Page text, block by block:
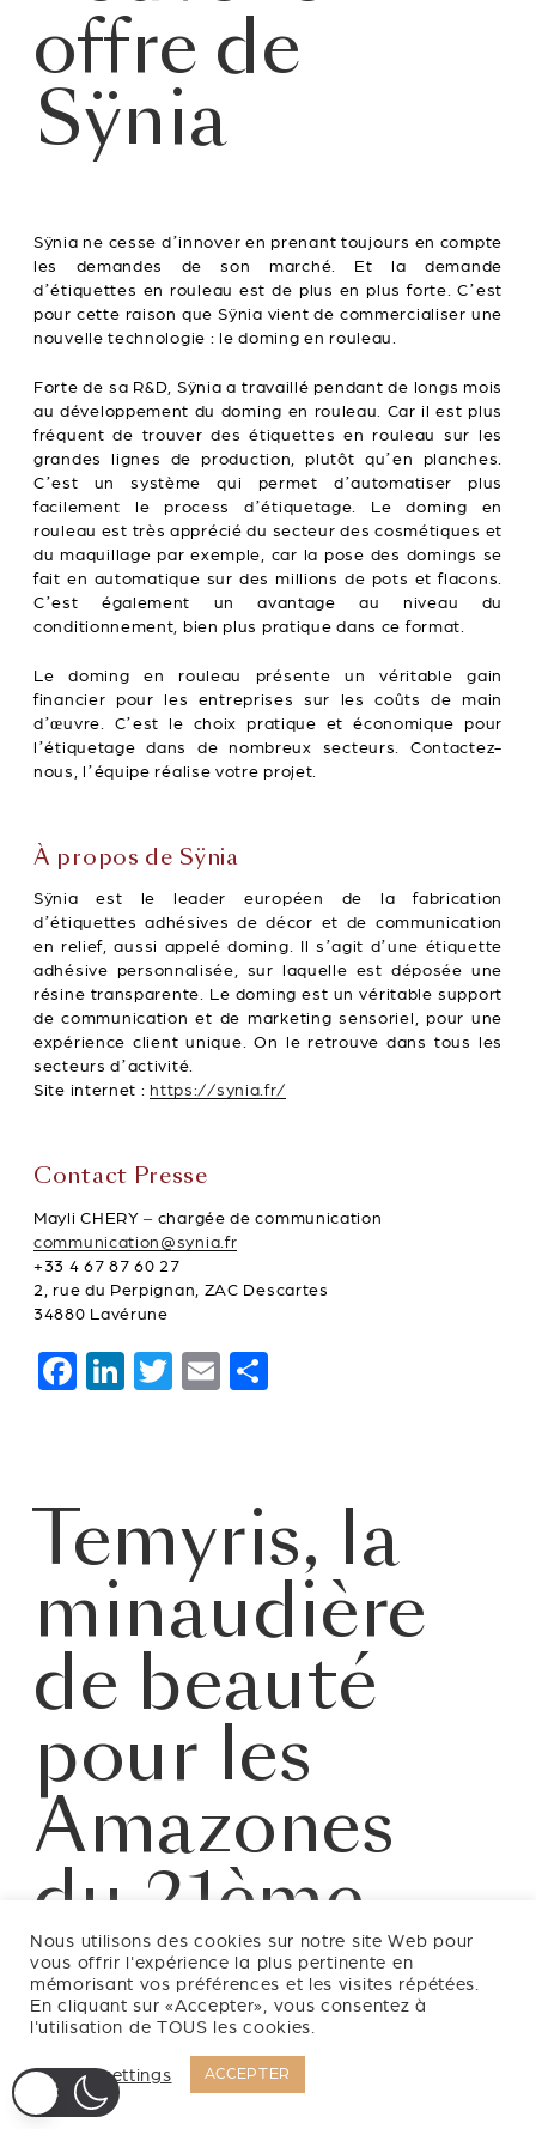
offre de
Sÿnia
Sÿnia ne cesse d’innover en prenant toujours en compte
les demandes de son marché. Et la demande
d’étiquettes en rouleau est de plus en plus forte. C’est
pour cette raison que Sÿnia vient de commercialiser une
nouvelle technologie : le doming en rouleau.
Forte de sa R&D, Sÿnia a travaillé pendant de longs mois
au développement du doming en rouleau. Car il est plus
fréquent de trouver des étiquettes en rouleau sur les
grandes lignes de production, plutôt qu’en planches.
C’est un système qui permet d’automatiser plus
facilement le process d’étiquetage. Le doming en
rouleau est très apprécié du secteur des cosmétiques et
du maquillage par exemple, car la pose des domings se
fait en automatique sur des millions de pots et flacons.
C’est également un avantage au niveau du
conditionnement, bien plus pratique dans ce format.
Le doming en rouleau présente un véritable gain
financier pour les entreprises sur les coûts de main
d’œuvre. C’est le choix pratique et économique pour
l’étiquetage dans de nombreux secteurs. Contactez-
nous, l’équipe réalise votre projet.
À propos de Sÿnia
Sÿnia est le leader européen de la fabrication
d’étiquettes adhésives de décor et de communication
en relief, aussi appelé doming. Il s’agit d’une étiquette
adhésive personnalisée, sur laquelle est déposée une
résine transparente. Le doming est un véritable support
de communication et de marketing sensoriel, pour une
expérience client unique. On le retrouve dans tous les
secteurs d’activité.
Site internet : https://synia.fr/
Contact Presse
Mayli CHERY – chargée de communication
communication@synia.fr
+33 4 67 87 60 27
2, rue du Perpignan, ZAC Descartes
34880 Lavérune
F
b
o
o
k
Li
dI
n
T
E
er
Temyris, la
minaudière
de beauté
pour les
Amazones
du 21ème
siècle
Temyris est la réinterprétation d’une minaudière du
début du 20
Nous utilisons des cookies sur notre site Web pour
vous offrir l'expérience la plus pertinente en
mémorisant vos préférences et les visites répétées.
En cliquant sur «Accepter», vous consentez à
l'utilisation de TOUS les cookies.
Cookie settings ACCEPTER